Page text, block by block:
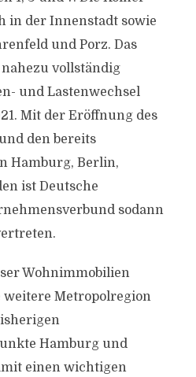
in der Innenstadt sowie
und Porz. Das
vollständig
und Lastenwechsel
Mit der Eröffnung des
den bereits
Hamburg, Berlin,
ist Deutsche
sodann
Wohnimmobilien
Metropolregion
Hamburg und
einen wichtigen